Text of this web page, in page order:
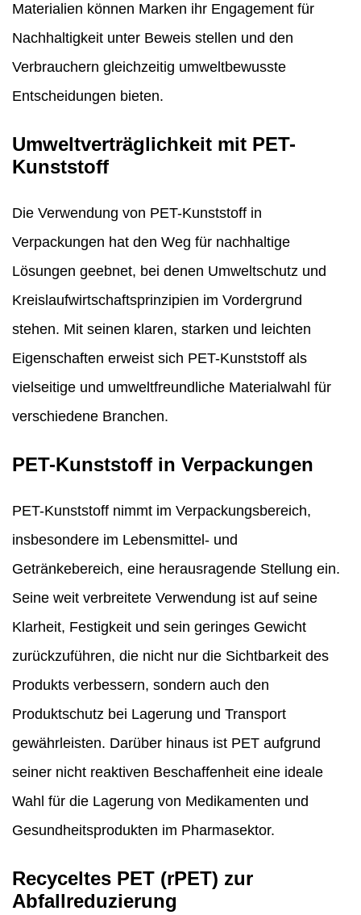
Materialien können Marken ihr Engagement für
Nachhaltigkeit unter Beweis stellen und den
Verbrauchern gleichzeitig umweltbewusste
Entscheidungen bieten.
Umweltverträglichkeit mit PET-
Kunststoff
Die Verwendung von PET-Kunststoff in
Verpackungen hat den Weg für nachhaltige
Lösungen geebnet, bei denen Umweltschutz und
Kreislaufwirtschaftsprinzipien im Vordergrund
stehen. Mit seinen klaren, starken und leichten
Eigenschaften erweist sich PET-Kunststoff als
vielseitige und umweltfreundliche Materialwahl für
verschiedene Branchen.
PET-Kunststoff in Verpackungen
PET-Kunststoff nimmt im Verpackungsbereich,
insbesondere im Lebensmittel- und
Getränkebereich, eine herausragende Stellung ein.
Seine weit verbreitete Verwendung ist auf seine
Klarheit, Festigkeit und sein geringes Gewicht
zurückzuführen, die nicht nur die Sichtbarkeit des
Produkts verbessern, sondern auch den
Produktschutz bei Lagerung und Transport
gewährleisten. Darüber hinaus ist PET aufgrund
seiner nicht reaktiven Beschaffenheit eine ideale
Wahl für die Lagerung von Medikamenten und
Gesundheitsprodukten im Pharmasektor.
Recyceltes PET (rPET) zur
Abfallreduzierung